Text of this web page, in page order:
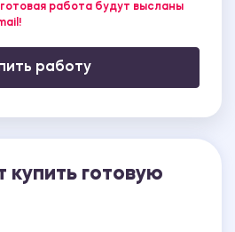
работа будут высланы
работу
купить готовую